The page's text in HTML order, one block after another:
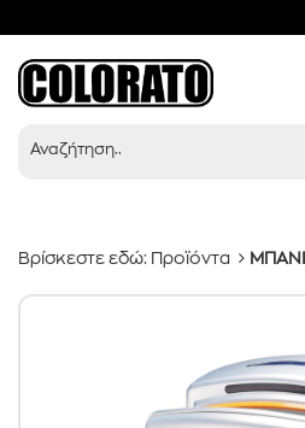
Προϊόντα
Βρίσκεστε εδώ: Προϊόντα